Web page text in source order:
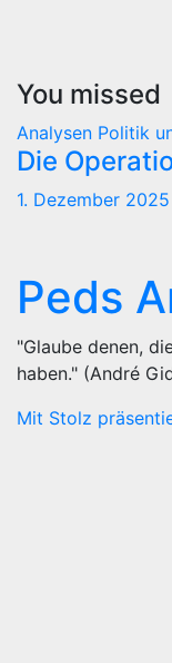
You missed
Analysen Politik
Die
1. Dezember 2025
Peds
"Glaube denen,
haben." (André
Mit Stolz